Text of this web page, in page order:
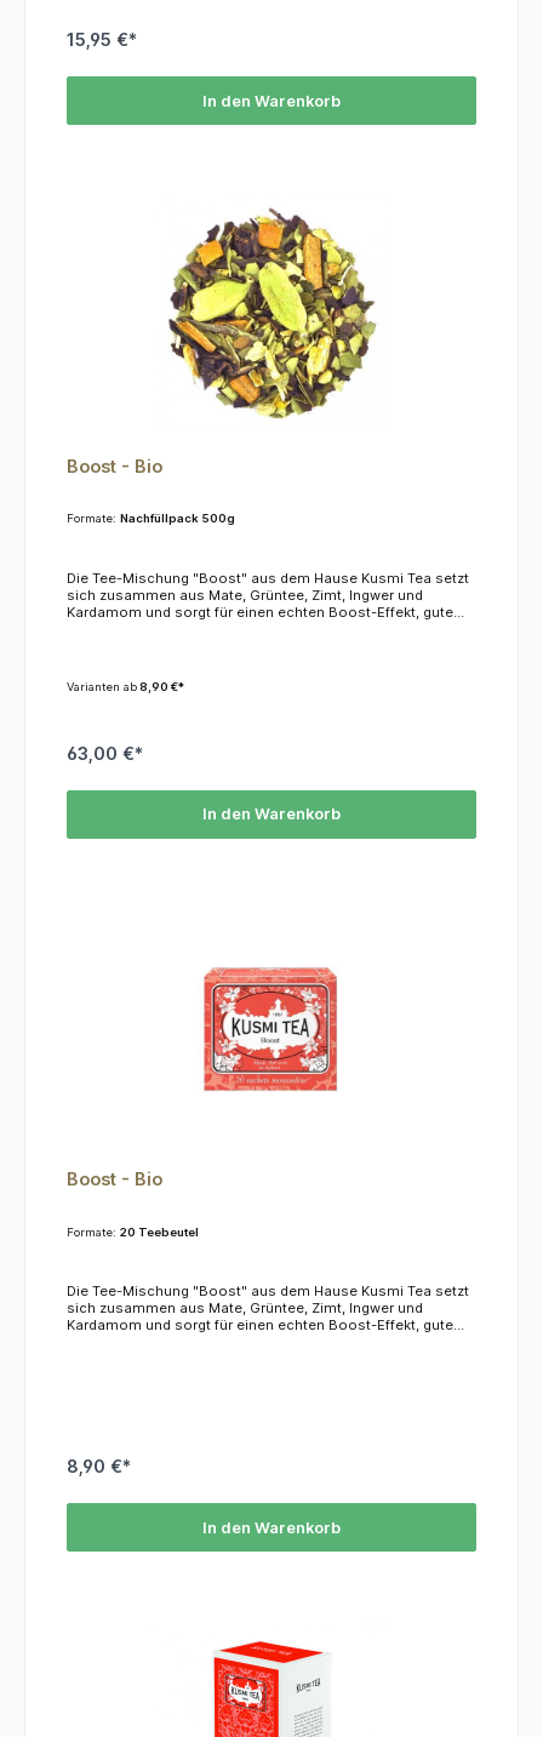
15,95 €*
In den Warenkorb
Boost - Bio
Formate: Nachfüllpack 500g
Die Tee-Mischung "Boost" aus dem Hause Kusmi Tea setzt
sich zusammen aus Mate, Grüntee, Zimt, Ingwer und
Kardamom und sorgt für einen echten Boost-Effekt, gute
aktivierende Wirkung, Grüntee hat einen hohen Vitamin
Gehalt sowie antioxidative Wirkung. Die Gewürzmischung
Koffein.ZutatenGrüner Tee, Mate, Zimt, Ingwer, Kardamom,
natürliches Aroma
Varianten ab8,90 €*
63,00 €*
In den Warenkorb
Boost - Bio
Formate: 20 Teebeutel
Die Tee-Mischung "Boost" aus dem Hause Kusmi Tea setzt
sich zusammen aus Mate, Grüntee, Zimt, Ingwer und
Kardamom und sorgt für einen echten Boost-Effekt, gute
Koffein.ZutatenGrüner Tee, Mate, Zimt, Ingwer, Kardamom,
natürliches Aroma
8,90 €*
In den Warenkorb